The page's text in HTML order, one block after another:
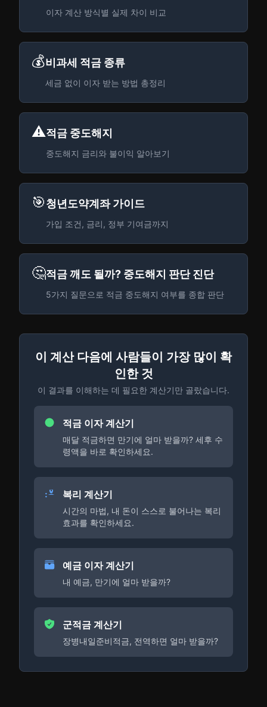
이자 계산 방식별 실제 차이 비교
💰비과세 적금 종류
세금 없이 이자 받는 방법 총정리
⚠️적금 중도해지
중도해지 금리와 불이익 알아보기
🎯청년도약계좌 가이드
가입 조건, 금리, 정부 기여금까지
🤔적금 깨도 될까? 중도해지 판단 진단
5가지 질문으로 적금 중도해지 여부를 종합 판단
이 계산 다음에 사람들이 가장 많이 확
인한 것
이 결과를 이해하는 데 필요한 계산기만 골랐습니다.
적금 이자 계산기
매달 적금하면 만기에 얼마 받을까? 세후 수
령액을 바로 확인하세요.
복리 계산기
시간의 마법, 내 돈이 스스로 불어나는 복리
효과를 확인하세요.
예금 이자 계산기
내 예금, 만기에 얼마 받을까?
군적금 계산기
장병내일준비적금, 전역하면 얼마 받을까?